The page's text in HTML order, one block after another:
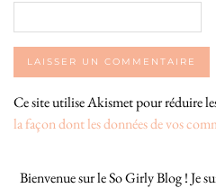
Ce site utilise Akismet pour réduire
la façon dont les données de vos
Bienvenue sur le So Girly Blog ! Je